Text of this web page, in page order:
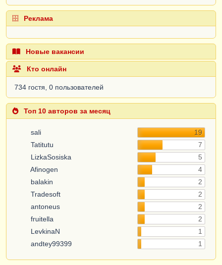
Реклама
Новые вакансии
Кто онлайн
734 гостя, 0 пользователей
Топ 10 авторов за месяц
sali
19
Tatitutu
7
LizkaSosiska
5
Afinogen
4
balakin
2
Tradesoft
2
antoneus
2
fruitella
2
LevkinaN
1
andtey99399
1